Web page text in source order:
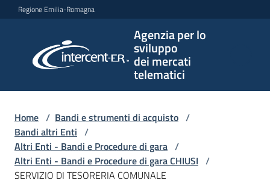
Vai al contenuto
Vai alla navigazione
Vai al footer
Regione Emilia-Romagna
Agenzia per lo
sviluppo
dei mercati
telematici
per lo
sviluppo
telematici
L'Agenzia
Home / Bandi e strumenti di acquisto /
Bandi altri Enti /
Altri Enti - Bandi e Procedure di gara /
Altri Enti - Bandi e Procedure di gara CHIUSI /
SERVIZIO DI TESORERIA COMUNALE